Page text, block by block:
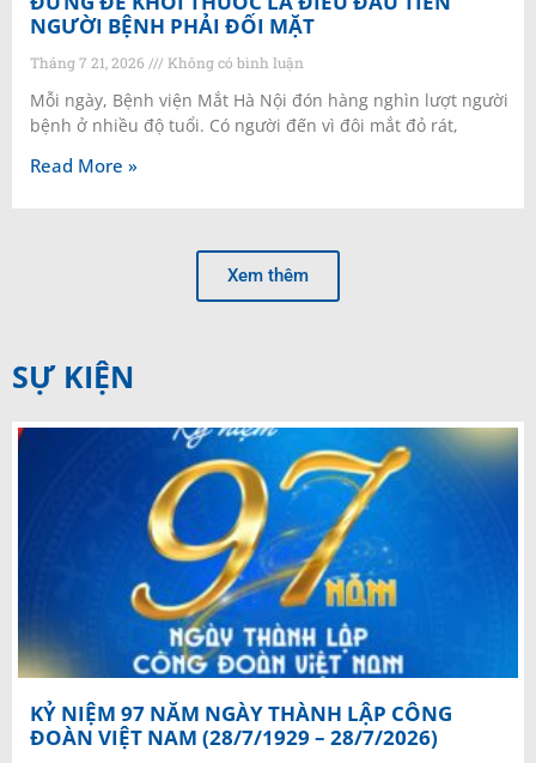
NGƯỜI BỆNH PHẢI ĐỐI MẶT
Tháng 7 21, 2026 Không có bình luận
Mỗi ngày, Bệnh viện Mắt Hà Nội đón hàng nghìn lượt người
bệnh ở nhiều độ tuổi. Có người đến vì đôi mắt đỏ rát,
Read More »
Xem thêm
SỰ KIỆN
KỶ NIỆM 97 NĂM NGÀY THÀNH LẬP CÔNG
ĐOÀN VIỆT NAM (28/7/1929 – 28/7/2026)